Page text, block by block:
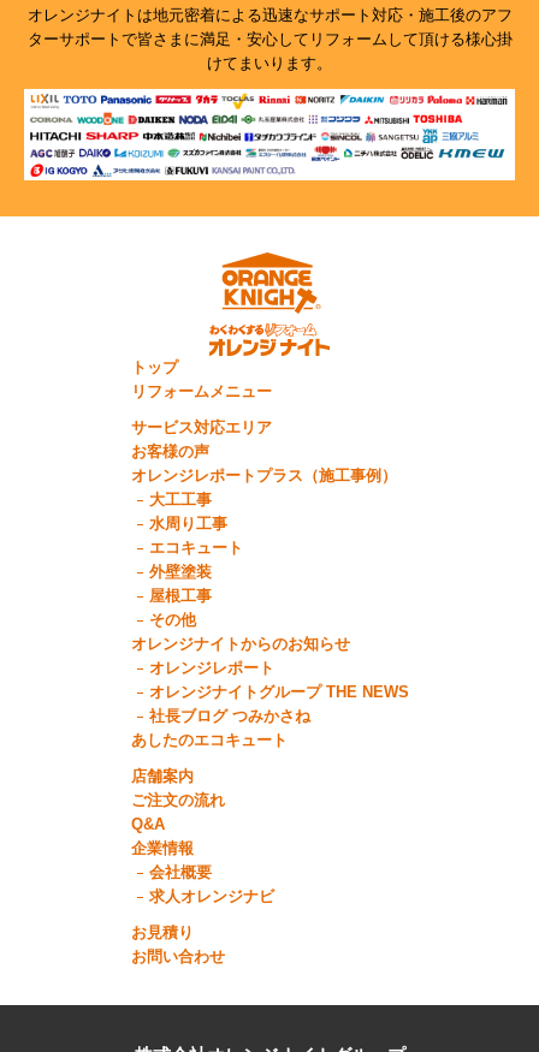
オレンジナイトは地元密着による迅速なサポート対応・施工後のアフ
ターサポートで皆さまに満足・安心してリフォームして頂ける様心掛
けてまいります。
トップ
リフォームメニュー
サービス対応エリア
お客様の声
オレンジレポートプラス（施工事例）
大工工事
水周り工事
エコキュート
外壁塗装
屋根工事
その他
オレンジナイトからのお知らせ
オレンジレポート
オレンジナイトグループ THE NEWS
社長ブログ つみかさね
あしたのエコキュート
店舗案内
ご注文の流れ
Q&A
企業情報
会社概要
求人オレンジナビ
お見積り
お問い合わせ